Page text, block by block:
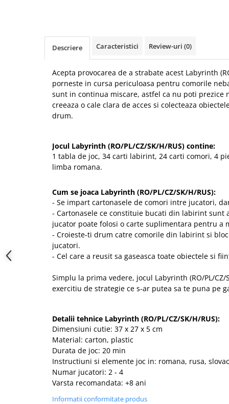
Descriere Caracteristici Review-uri (0)
Acepta provocarea de a strabate acest Labyrinth
porneste in cursa periculoasa pentru comorile
sunt in continua miscare, astfel ca nu poti prezice
creeaza o cale clara de acces si colecteaza
drum.
Jocul Labyrinth (RO/PL/CZ/SK/H/RUS) contine:
1 tabla de joc, 34 carti labirint, 24 carti comori, 4
limba romana.
Cum se joaca Labyrinth (RO/PL/CZ/SK/H/RUS):
- Se impart cartonasele de comori intre jucatori,
- Cartonasele ce constituie bucati din labirint sunt
jucator poate folosi o carte suplimentara pentru a
- Croieste-ti drum catre comorile din labirint si
jucatori.
- Cel care a reusit sa gaseasca toate obiectele si
Simplu la prima vedere, jocul Labyrinth (RO/PL/CZ/
exercitiu de strategie ce s-ar putea sa te puna pe
Detalii tehnice Labyrinth (RO/PL/CZ/SK/H/RUS):
Dimensiuni cutie: 37 x 27 x 5 cm
Material: carton, plastic
Durata de joc: 20 min
Instructiuni si elemente joc in: romana, rusa,
Numar jucatori: 2 - 4
Varsta recomandata: +8 ani
Informatii conformitate produs